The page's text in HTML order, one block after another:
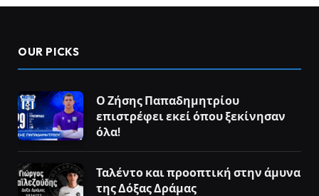
OUR PICKS
Ο Ζήσης Παπαδημητρίου
επιστρέφει εκεί όπου ξεκίνησαν
όλα!
Ταλέντο και προοπτική στην άμυνα
της Δόξας Δράμας